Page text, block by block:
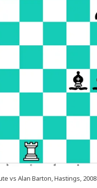
vs Alan Barton, Hastings, 2008